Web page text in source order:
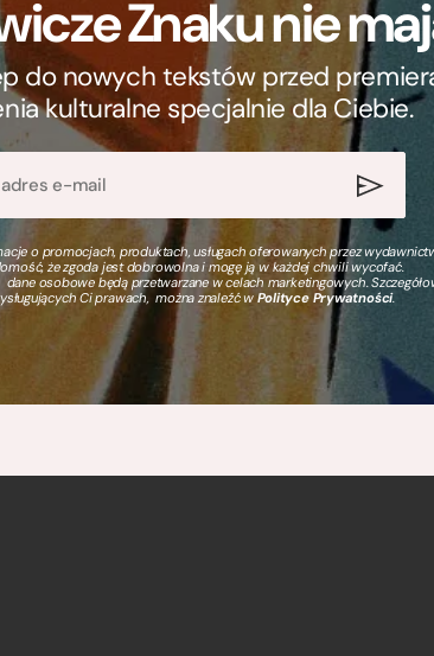
Znaku nie
do nowych tekstów przed
kulturalne specjalnie dla Ciebie.
o promocjach, produktach, usługach oferowanych przez
że zgoda jest dobrowolna i mogę ją w każdej chwili wycofać.
osobowe będą przetwarzane w celach marketingowych.
Ci prawach, można znaleźć wPolityce Prywatności.